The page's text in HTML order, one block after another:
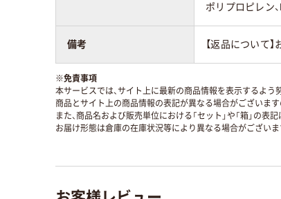
ポリプロピレン
備考 【返品について
※免責事項
本サービスでは、サイト上に最新の商品情報を表示するよう
商品とサイト上の商品情報の表記が異なる場合がございま
また、商品名および販売単位における「セット」や「箱」の
お届け形態は倉庫の在庫状況等により異なる場合がございま